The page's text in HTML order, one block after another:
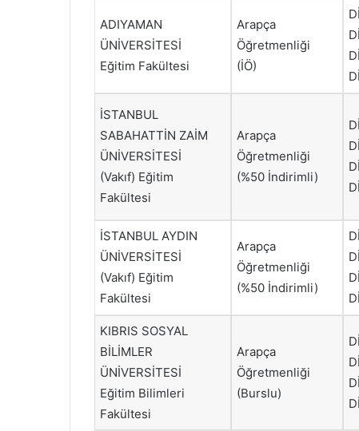
ADIYAMAN
ÜNİVERSİTESİ
Eğitim Fakültesi
Arapça
Öğretmenliği
(İÖ)
İSTANBUL
SABAHATTİN ZAİM
ÜNİVERSİTESİ
(Vakıf) Eğitim
Fakültesi
Arapça
Öğretmenliği
(%50 İndirimli)
İSTANBUL AYDIN
ÜNİVERSİTESİ
(Vakıf) Eğitim
Fakültesi
Arapça
Öğretmenliği
(%50 İndirimli)
KIBRIS SOSYAL
BİLİMLER
ÜNİVERSİTESİ
Eğitim Bilimleri
Fakültesi
Arapça
Öğretmenliği
(Burslu)